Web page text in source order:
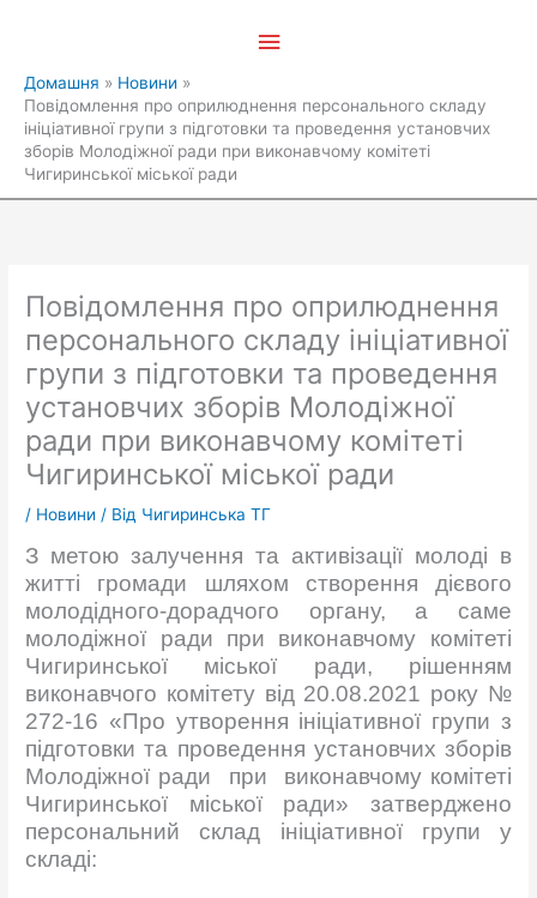
Домашня
Новини
Повідомлення про оприлюднення персонального складу
ініціативної групи з підготовки та проведення установчих
зборів Молодіжної ради при виконавчому комітеті
Чигиринської міської ради
Повідомлення про оприлюднення
персонального складу ініціативної
групи з підготовки та проведення
установчих зборів Молодіжної
ради при виконавчому комітеті
Чигиринської міської ради
/ Новини / Від Чигиринська ТГ
З метою залучення та активізації молоді в
житті громади шляхом створення дієвого
молодідного-дорадчого органу, а саме
молодіжної ради при виконавчому комітеті
Чигиринської міської ради, рішенням
виконавчого комітету від 20.08.2021 року №
272-16 «Про утворення ініціативної групи з
підготовки та проведення установчих зборів
Молодіжної ради при виконавчому комітеті
Чигиринської міської ради» затверджено
персональний склад ініціативної групи у
складі: